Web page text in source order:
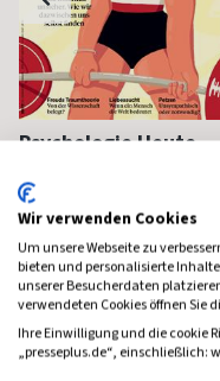
Psychologie Heute
ab 8,11 €
(monatlich) 4,40
Wir verwenden Cookies
Um unsere Webseite zu
bieten und personalisierte
unserer Besucherdaten
verwendeten Cookies öffnen Sie
Ihre Einwilligung und die cookie
„presseplus.de“, einschließlich: